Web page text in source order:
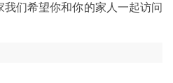
们希望你和你的家人一起访问